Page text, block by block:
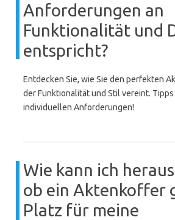
Anforderungen an
Funktionalität und
entspricht?
Entdecken Sie, wie Sie den perfekten
der Funktionalität und Stil vereint.
individuellen Anforderungen!
Wie kann ich
ob ein Aktenkoffer
Platz für meine